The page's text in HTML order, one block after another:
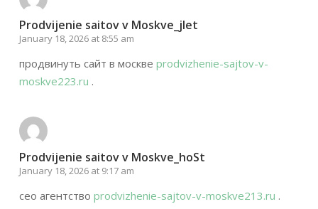
Prodvijenie saitov v Moskve_jlet
January 18, 2026 at 8:55 am
продвинуть сайт в москве prodvizhenie-sajtov-v-
moskve223.ru .
Prodvijenie saitov v Moskve_hoSt
January 18, 2026 at 9:17 am
сео агентство prodvizhenie-sajtov-v-moskve213.ru .